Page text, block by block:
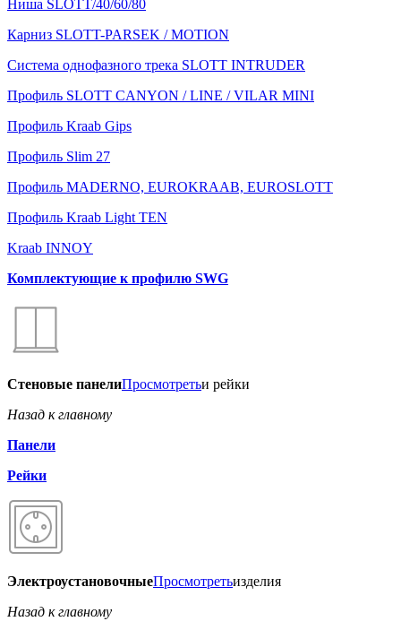
Ниша SLOTT/40/60/80
Карниз SLOTT-PARSEK / MOTION
Система однофазного трека SLOTT INTRUDER
Профиль SLOTT CANYON / LINE / VILAR MINI
Профиль Kraab Gips
Профиль Slim 27
Профиль MADERNO, EUROKRAAB, EUROSLOTT
Профиль Kraab Light TEN
Kraab INNOY
Комплектующие к профилю SWG
Стеновые панелиПросмотретьи рейки
Назад к главному
Панели
Рейки
ЭлектроустановочныеПросмотретьизделия
Назад к главному